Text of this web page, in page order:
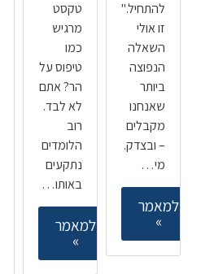
להתחיל."
זו אולי
השאלה
הנפוצה
ביותר
שאנחנו
מקבלים
– ובצדק.
מי…
למאמר
»
טקסט
מרגיש
כמו
טיפוס על
הר? אתם
לא לבד.
רוב
הלומדים
נתקעים
באותו…
למאמר
»